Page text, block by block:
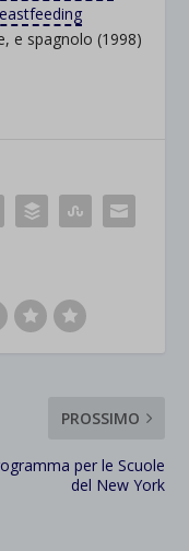
e spagnolo (1998)
PROSSIMO
per le Scuole
del New York